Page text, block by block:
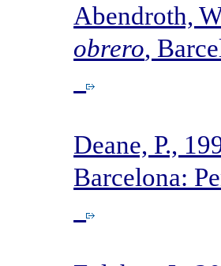
Abendroth,
obrero,
Deane, P.,
Barcelona: